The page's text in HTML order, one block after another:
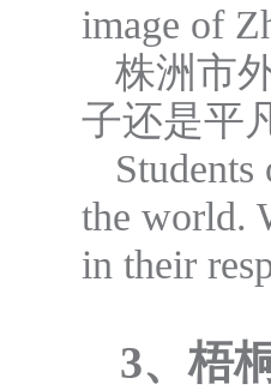
image of
株洲市
子还是平
the world.
in their
3、梧